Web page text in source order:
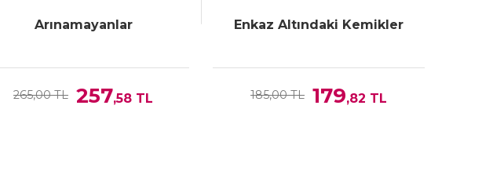
Arınamayanlar
265,00 TL 257,58 TL
Enkaz Altındaki Kemikler
185,00 TL 179,82 TL